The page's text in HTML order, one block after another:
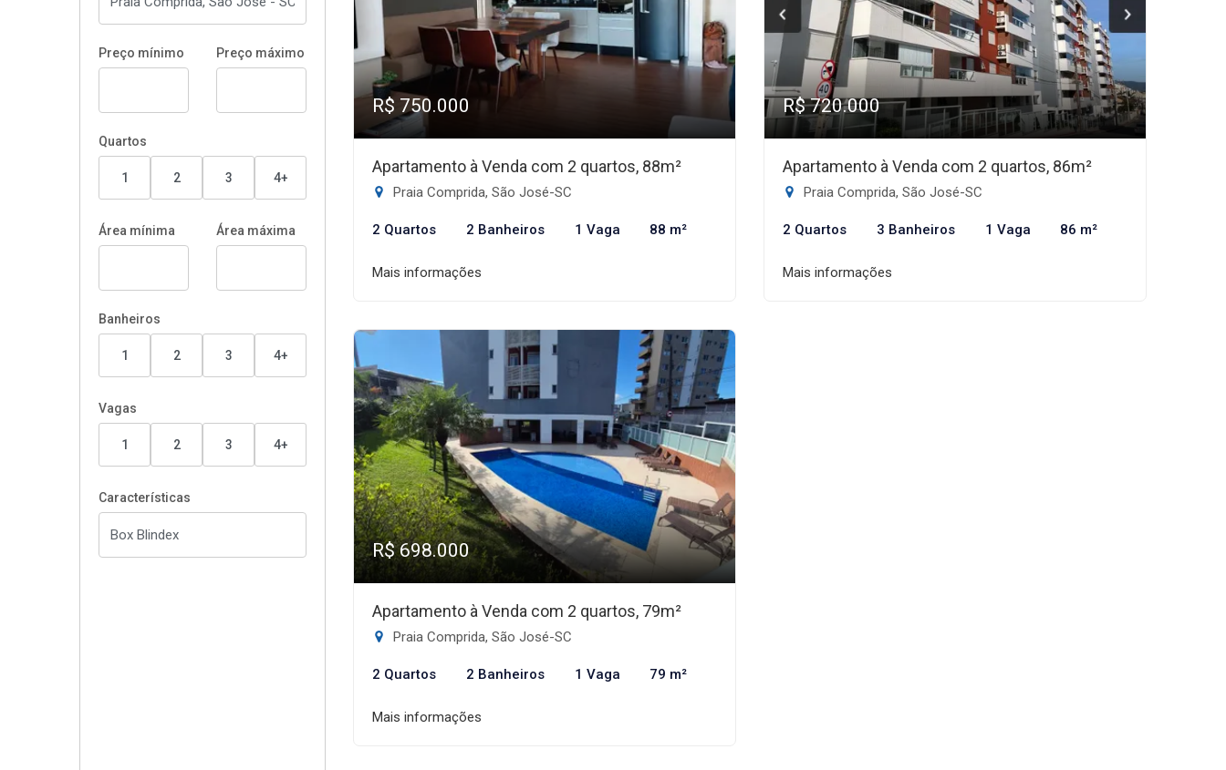
Preço mínimo Preço máximo
Quartos
1 2 3 4+
Área mínima Área máxima
Banheiros
1 2 3 4+
Vagas
1 2 3 4+
Características
R$ 750.000
Apartamento à Venda com 2 quartos, 88m²
Praia Comprida, São José-SC
2 Quartos 2 Banheiros 1 Vaga 88 m²
Mais informações
R$ 720.000
Apartamento à Venda com 2 quartos, 86m²
Praia Comprida, São José-SC
2 Quartos 3 Banheiros 1 Vaga 86 m²
Mais informações
R$ 698.000
Apartamento à Venda com 2 quartos, 79m²
Praia Comprida, São José-SC
2 Quartos 2 Banheiros 1 Vaga 79 m²
Mais informações